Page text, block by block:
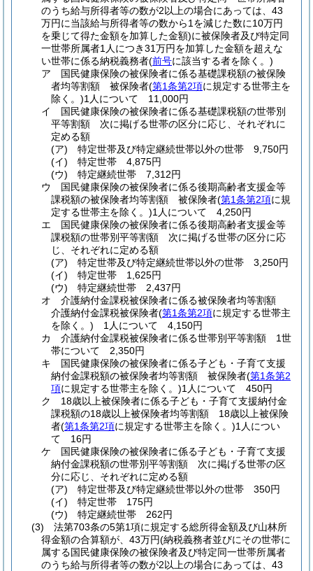
のうち給与所得者等の数が2以上の場合にあっては、43
万円に当該給与所得者等の数から1を減じた数に10万円
を乗じて得た金額を加算した金額)に被保険者及び特定同
一世帯所属者1人につき31万円を加算した金額を超えな
い世帯に係る納税義務者(前号に該当する者を除く。)
ア
国民健康保険の被保険者に係る基礎課税額の被保険
者均等割額 被保険者(第1条第2項に規定する世帯主を
除く。)1人について 11,000円
イ
国民健康保険の被保険者に係る基礎課税額の世帯別
平等割額 次に掲げる世帯の区分に応じ、それぞれに
定める額
(ア)
特定世帯及び特定継続世帯以外の世帯 9,750円
(イ)
特定世帯 4,875円
(ウ)
特定継続世帯 7,312円
ウ
国民健康保険の被保険者に係る後期高齢者支援金等
課税額の被保険者均等割額 被保険者(第1条第2項に規
定する世帯主を除く。)1人について 4,250円
エ
国民健康保険の被保険者に係る後期高齢者支援金等
課税額の世帯別平等割額 次に掲げる世帯の区分に応
じ、それぞれに定める額
(ア)
特定世帯及び特定継続世帯以外の世帯 3,250円
(イ)
特定世帯 1,625円
(ウ)
特定継続世帯 2,437円
オ
介護納付金課税被保険者に係る被保険者均等割額
介護納付金課税被保険者(第1条第2項に規定する世帯主
を除く。) 1人について 4,150円
カ
介護納付金課税被保険者に係る世帯別平等割額 1世
帯について 2,350円
キ
国民健康保険の被保険者に係る子ども・子育て支援
納付金課税額の被保険者均等割額 被保険者(第1条第2
項に規定する世帯主を除く。)1人について 450円
ク
18歳以上被保険者に係る子ども・子育て支援納付金
課税額の18歳以上被保険者均等割額 18歳以上被保険
者(第1条第2項に規定する世帯主を除く。)1人につい
て 16円
ケ
国民健康保険の被保険者に係る子ども・子育て支援
納付金課税額の世帯別平等割額 次に掲げる世帯の区
分に応じ、それぞれに定める額
(ア)
特定世帯及び特定継続世帯以外の世帯 350円
(イ)
特定世帯 175円
(ウ)
特定継続世帯 262円
(3)
法第703条の5第1項に規定する総所得金額及び山林所
得金額の合算額が、43万円(納税義務者並びにその世帯に
属する国民健康保険の被保険者及び特定同一世帯所属者
のうち給与所得者等の数が2以上の場合にあっては、43